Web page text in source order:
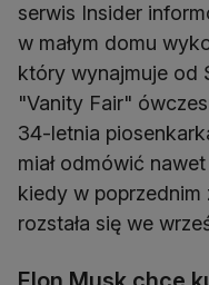
serwis Insider
w małym domu
który wynajmuje od
"Vanity Fair"
34-letnia
miał odmówić
kiedy w poprzednim
rozstała się we